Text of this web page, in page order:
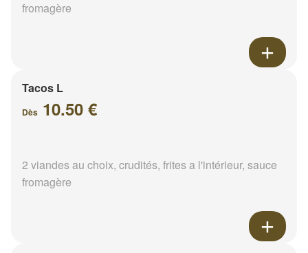
fromagère
Tacos L
Dès 10.50 €
2 viandes au choix, crudités, frites a l'intérieur, sauce
fromagère